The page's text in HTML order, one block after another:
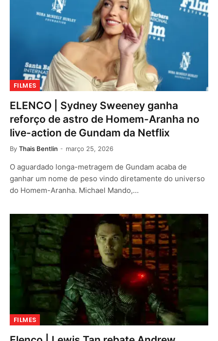
FILMES
ELENCO | Sydney Sweeney ganha
reforço de astro de Homem-Aranha no
live-action de Gundam da Netflix
By Thais Bentlin março 25, 2026
O aguardado longa-metragem de Gundam acaba de
ganhar um nome de peso vindo diretamente do universo
do Homem-Aranha. Michael Mando,…
FILMES